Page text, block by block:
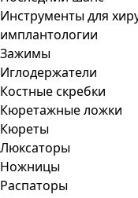
Инструменты для
имплантологии
Зажимы
Иглодержатели
Костные скребки
Кюретажные ложки
Кюреты
Люксаторы
Ножницы
Распаторы